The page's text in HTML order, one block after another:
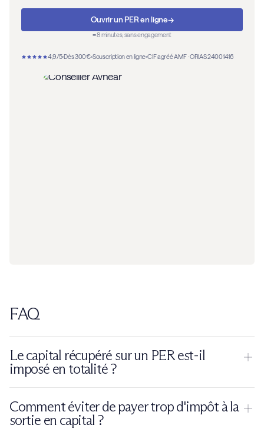
Ouvrir un PER en ligne→
≈ 8 minutes, sans engagement
4,9/5 Dès 300€ Souscription en ligne CIF agréé AMF · ORIAS 24001416
FAQ
Le capital récupéré sur un PER est-il
imposé en totalité ?
est imposée au barème de l'impôt sur le revenu. Les gains
sont imposés séparément, à la fiscalité forfaitaire de 31,4 %. Si
Comment éviter de payer trop d'impôt à la
sortie en capital ?